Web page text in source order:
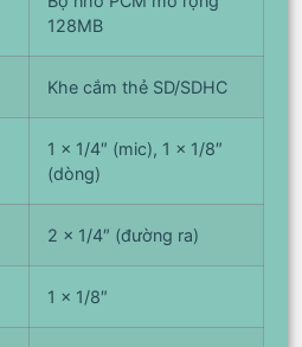
128MB
Khe cắm thẻ SD/SDHC
1 x 1/4″ (mic), 1 x 1/8″
(dòng)
2 x 1/4″ (đường ra)
1 x 1/8″